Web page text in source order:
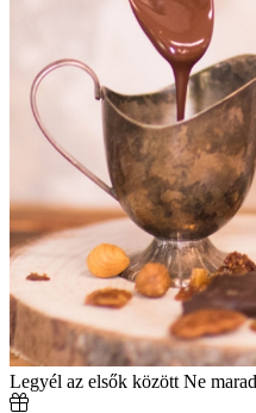
Legyél az elsők között Ne